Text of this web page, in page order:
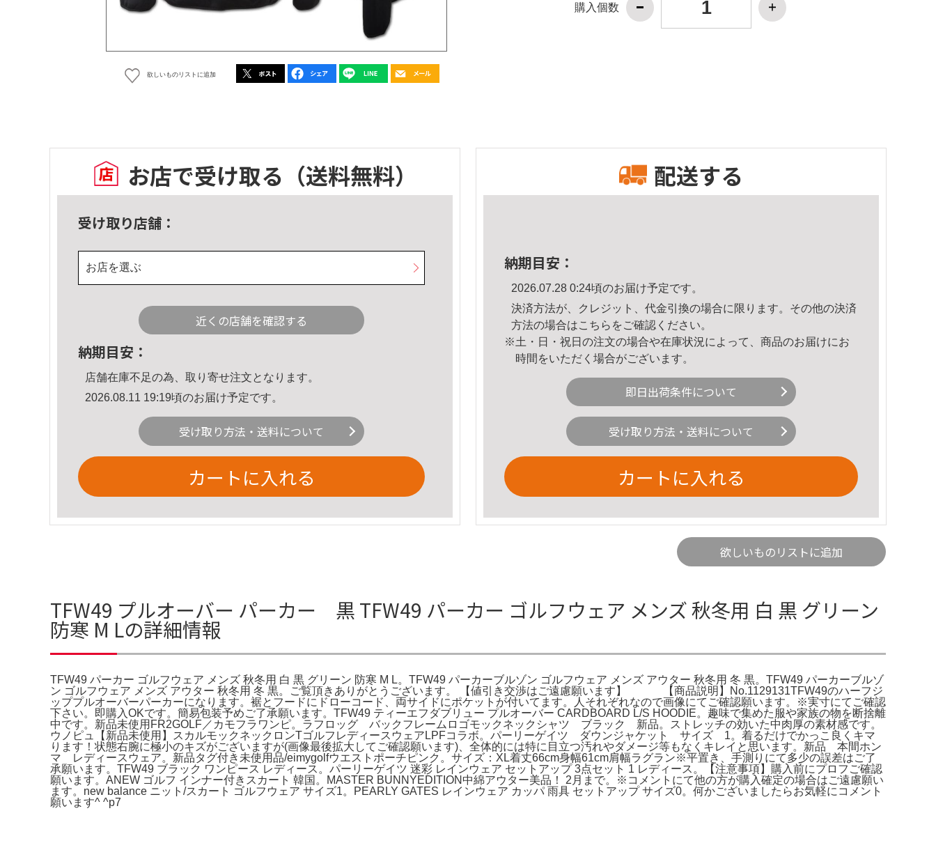
欲しいものリストに追加
購入個数
お店で受け取る （送料無料）
受け取り店舗：
お店を選ぶ
近くの店舗を確認する
納期目安：
店舗在庫不足の為、取り寄せ注文となります。
2026.08.11 19:19頃のお届け予定です。
受け取り方法・送料について
カートに入れる
配送する
納期目安：
2026.07.28 0:24頃のお届け予定です。
決済方法が、クレジット、代金引換の場合に限ります。その他の決済
方法の場合はこちら をご確認ください。
※土・日・祝日の注文の場合や在庫状況によって、商品のお届けにお
時間をいただく場合がございます。
即日出荷条件について
受け取り方法・送料について
カートに入れる
欲しいものリストに追加
TFW49 プルオーバー パーカー 黒 TFW49 パーカー ゴルフウェア メンズ 秋冬用 白 黒 グリーン
防寒 M Lの詳細情報
TFW49 パーカー ゴルフウェア メンズ 秋冬用 白 黒 グリーン 防寒 M L。TFW49 パーカーブルゾン ゴルフウェア メンズ アウター 秋冬用 冬 黒。TFW49 パーカーブルゾ
ン ゴルフウェア メンズ アウター 秋冬用 冬 黒。ご覧頂きありがとうございます。 【値引き交渉はご遠慮願います】 【商品説明】No.1129131TFW49のハーフジ
ッププルオーバーパーカーになります。裾とフードにドローコード、両サイドにポケットが付いてます。人それぞれなので画像にてご確認願います。※実寸にてご確認
下さい。即購入OKです。簡易包装予めご了承願います。TFW49 ティーエフダブリュー プルオーバー CARDBOARD L/S HOODIE。趣味で集めた服や家族の物を断捨離
中です。新品未使用FR2GOLF／カモフラワンピ。ラフロッグ バックフレームロゴモックネックシャツ ブラック 新品。ストレッチの効いた中肉厚の素材感です。
ウノピュ【新品未使用】スカルモックネックロンTゴルフレディースウェアLPFコラボ。パーリーゲイツ ダウンジャケット サイズ 1。着るだけでかっこ良くキマ
ります！状態右腕に極小のキズがございますが(画像最後拡大してご確認願います)、全体的には特に目立つ汚れやダメージ等もなくキレイと思います。新品 本間ホン
マ レディースウェア。新品タグ付き未使用品/eimygolfウエストポーチピンク。サイズ：XL着丈66cm身幅61cm肩幅ラグラン※平置き、手測りにて多少の誤差はご了
承願います。TFW49 ブラック ワンピース レディース。パーリーゲイツ 迷彩 レインウェア セットアップ 3点セット 1 レディース。【注意事項】購入前にプロフご確認
願います。ANEW ゴルフ インナー付きスカート 韓国。MASTER BUNNYEDITION中綿アウター美品！ 2月まで。※コメントにて他の方が購入確定の場合はご遠慮願い
ます。new balance ニット/スカート ゴルフウェア サイズ1。PEARLY GATES レインウェア カッパ 雨具 セットアップ サイズ0。何かございましたらお気軽にコメント
願います^ ^p7